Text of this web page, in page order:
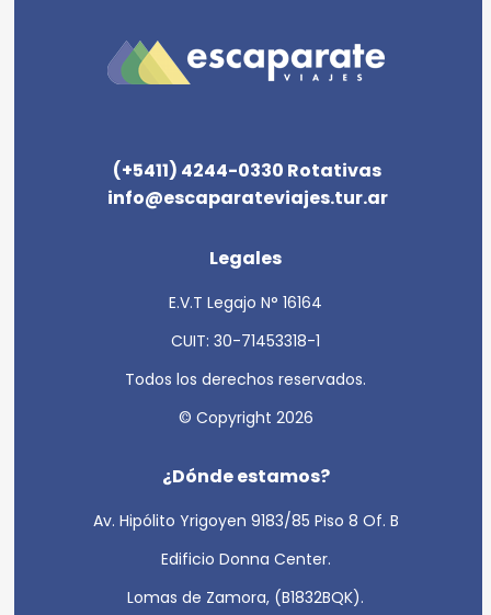
(+5411) 4244-0330 Rotativas
info@escaparateviajes.tur.ar
Legales
E.V.T Legajo N° 16164
CUIT: 30-71453318-1
Todos los derechos reservados.
© Copyright 2026
¿Dónde estamos?
Av. Hipólito Yrigoyen 9183/85 Piso 8 Of. B
Edificio Donna Center.
Lomas de Zamora, (B1832BQK).